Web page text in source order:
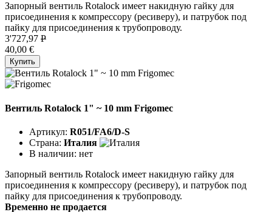
Запорный вентиль Rotalock имеет накидную гайку для
присоединения к компрессору (ресиверу), и патрубок под
пайку для присоединения к трубопроводу.
3'727,97 P
40,00 €
Купить
Вентиль Rotalock 1" ~ 10 mm Frigomec
Артикул: R051/FA6/D-S
Страна: Италия
В наличии: нет
Запорный вентиль Rotalock имеет накидную гайку для
присоединения к компрессору (ресиверу), и патрубок под
пайку для присоединения к трубопроводу.
Временно не продается